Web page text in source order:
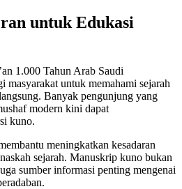
untuk Edukasi
1.000 Tahun Arab Saudi
masyarakat untuk memahami sejarah
Banyak pengunjung yang
modern kini dapat
kuno.
meningkatkan kesadaran
sejarah. Manuskrip kuno bukan
sumber informasi penting mengenai